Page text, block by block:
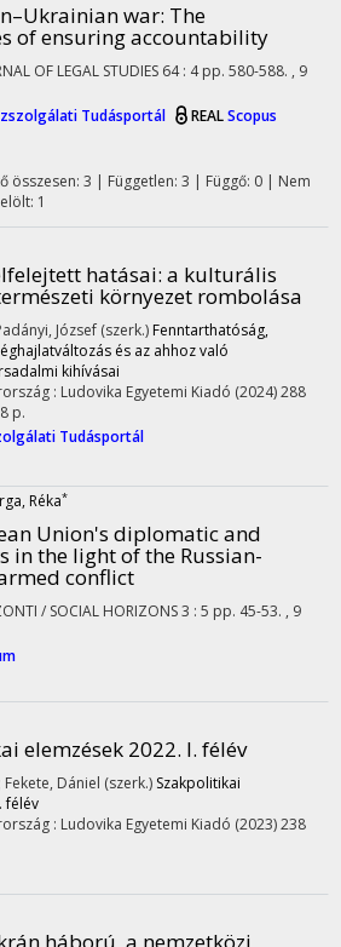
war: The
of ensuring accountability
OF LEGAL STUDIES 64: 4 pp. 580-588. , 9
Tudásportál REALScopus
összesen: 3 | Független: 3 | Függő: 0 | Nem
1
hatásai: a kulturális
környezet rombolása
József (szerk.) Fenntarthatóság,
és az ahhoz való
kihívásai
: Ludovika Egyetemi Kiadó (2024)288
p.
Tudásportál
Réka*
Union's diplomatic and
in the light of the Russian-
conflict
/ SOCIAL HORIZONS3 : 5 pp. 45-53. , 9
elemzések 2022. I. félév
Dániel (szerk.) Szakpolitikai
félév
: Ludovika Egyetemi Kiadó (2023)238